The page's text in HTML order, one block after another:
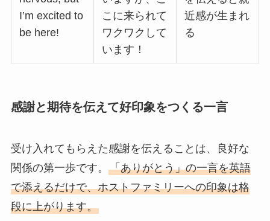
I’m excited to
be here!
こに来られて
ワクワクして
います！
近感が生まれ
る
感謝と期待を伝えて好印象をつくる一言
受け入れてもらえた感謝を伝えることは、良好な
関係の第一歩です。 「ありがとう」の一言を英語
で添えるだけで、ホストファミリーへの印象は格
段に上がります。